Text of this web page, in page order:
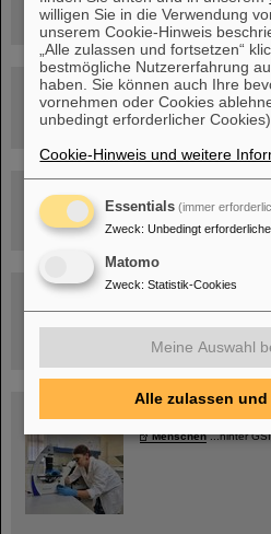
Innenstadt Darmstadt
FAIR-Trailer: Der Weg
Beschleunigeranlage
Besichtigung von GSI/
Menschen...hinter
willigen Sie in die Verwendung
unserem Cookie-Hinweis
„Alle zulassen und fortsetzen“
bestmögliche Nutzererfahrung
haben. Sie können auch Ihre
vornehmen oder Cookies
unbedingt erforderlicher Cookies).
Cookie-Hinweis und weitere
Essentials (immer
Zweck: Unbedingt
Matomo
Zweck: Statistik-Cookies
Meine Auswahl
Alle zulassen